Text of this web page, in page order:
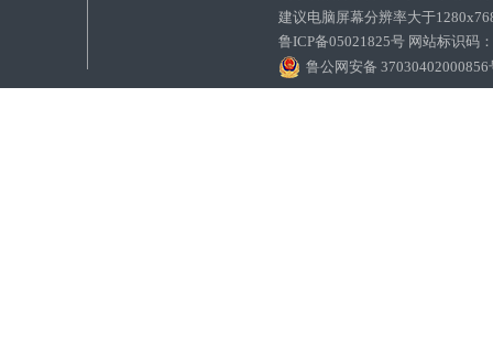
建议电脑屏幕分辨率大于
鲁ICP备05021825号 网站标识码
鲁公网安备 37030402000856